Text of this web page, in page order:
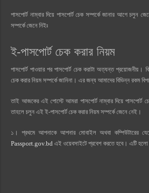
পাসপোর্ট নাম্বার দিয়ে পাসপোর্ট চেক সম্পর্কে জানার আগে চলুন
সম্পর্কে জেনে নিইঃ
ই-পাসপোর্ট চেক করার নিয়ম
পাসপোর্ট পাওয়ার পর পাসপোর্ট চেক করাটা অত্যন্ত প্রয়োজনীয়।
চেক করার নিয়ম সম্পর্কে জানিনা। এর জন্য আমাদের বিভিন্ন রকম
তাই আজকের এই পোস্টে আমরা পাসপোর্ট নাম্বার দিয়ে পাসপোর্ট
তাহলে চলুন এই ই-পাসপোর্ট চেক করার নিয়ম সম্পর্কে জেনে নেই।
১। প্রথমে আপনাকে আপনার মোবাইল অথবা কম্পিউটারের
Passport.gov.bd এই ওয়েবসাইটে প্রবেশ করতে হবে। এটি হলো